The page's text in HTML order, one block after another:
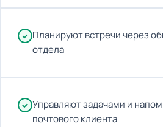
Планируют встречи через
отдела
Управляют задачами и
почтового клиента